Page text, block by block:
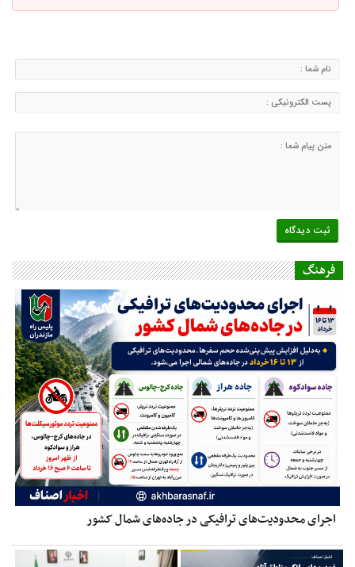
فرهنگ
اجرای محدودیت‌های ترافیکی در جاده‌های شمال کشور